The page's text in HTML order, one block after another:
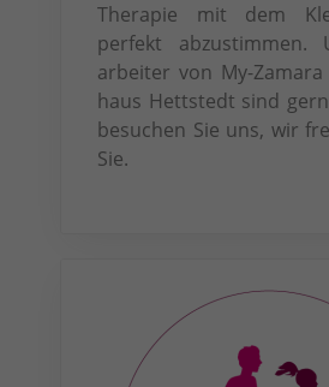
Therapie mit dem
perfekt abzustimmen.
arbeiter von My-
haus Hettstedt sind
besuchen Sie uns, wir
Sie.